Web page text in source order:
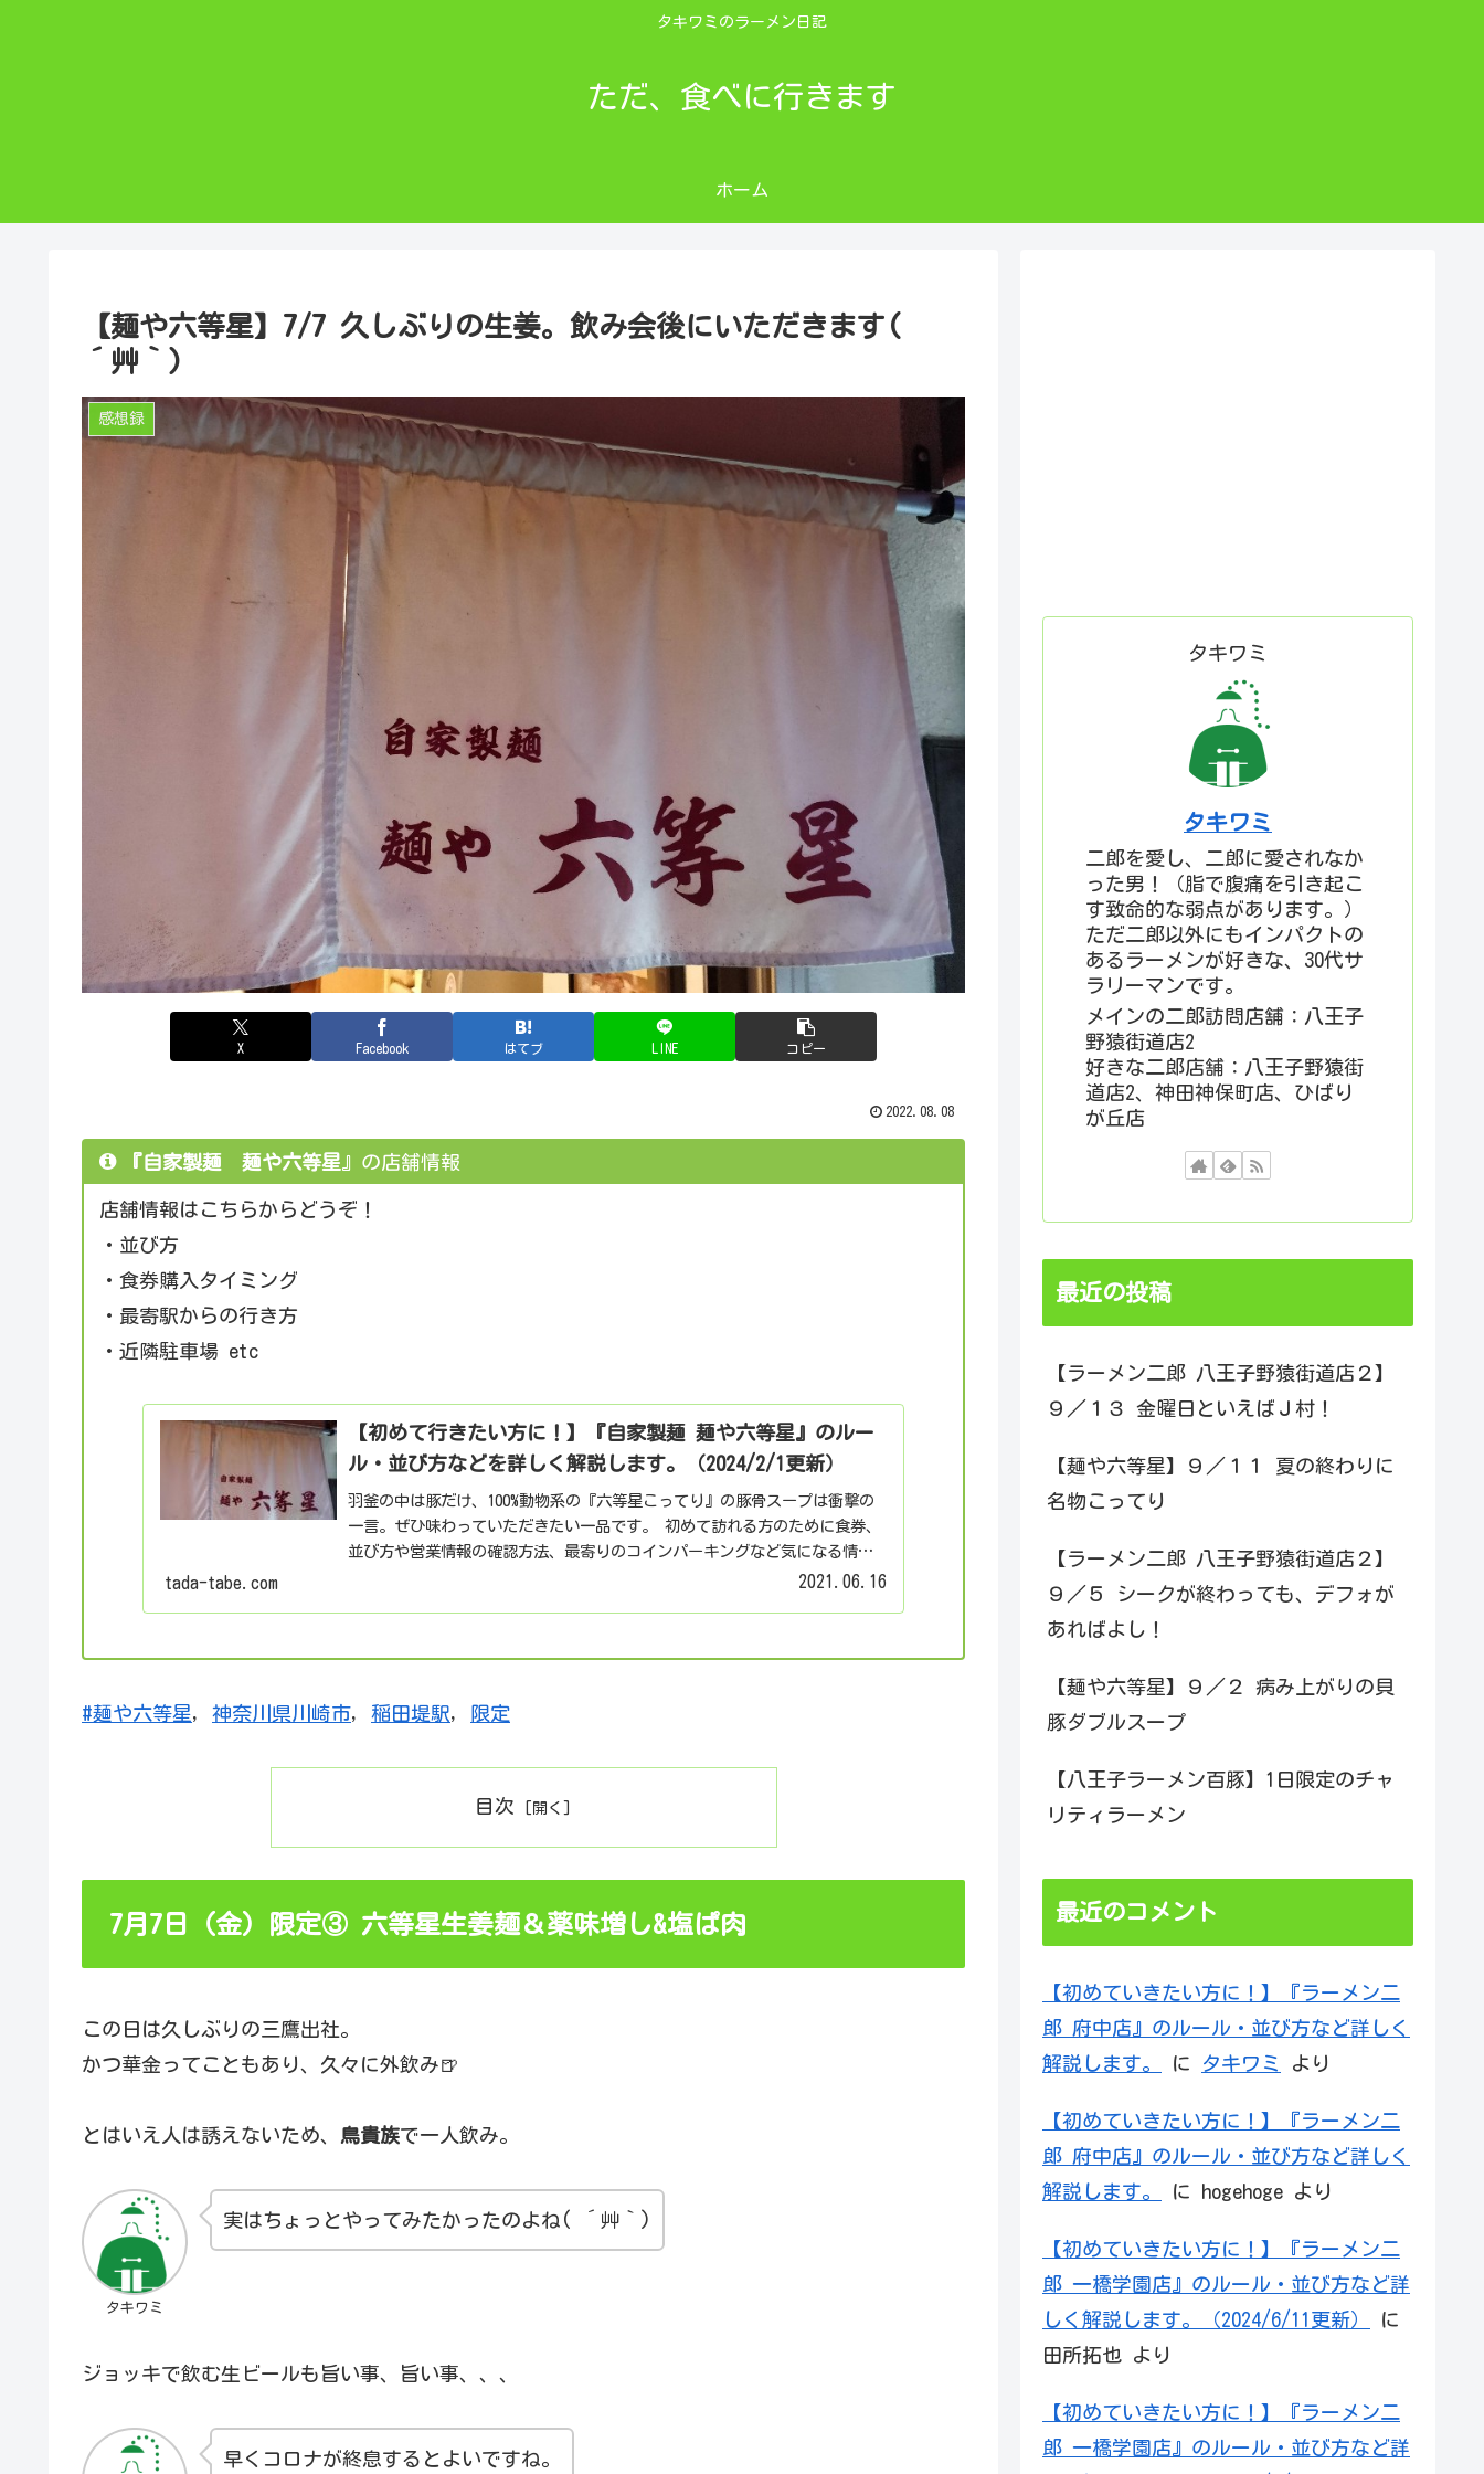
タキワミのラーメン日記
ただ、食べに行きます
ホーム
【麺や六等星】7/7 久しぶりの生姜。飲み会後にいただきます(
´艸｀)
感想録
X Facebook はてブ LINE コピー
2022.08.08
『自家製麺 麺や六等星 』の店舗情報
店舗情報はこちらからどうぞ！
・並び方
・食券購入タイミング
・最寄駅からの行き方
・近隣駐車場 etc
【初めて行きたい方に！】『自家製麺 麺や六等星』のルー
ル・並び方などを詳しく解説します。（2024/2/1更新）
羽釜の中は豚だけ、100%動物系の『六等星こってり』の豚骨スープは衝撃の
一言。ぜひ味わっていただきたい一品です。 初めて訪れる方のために食券、
並び方や営業情報の確認方法、最寄りのコインパーキングなど気になる情報
tada-tabe.com 2021.06.16
#麺や六等星, 神奈川県川崎市, 稲田堤駅, 限定
目次
7月7日（金）限定③ 六等星生姜麺＆薬味増し&塩ぱ肉
この日は久しぶりの三鷹出社。
かつ華金ってこともあり、久々に外飲み🍺
とはいえ人は誘えないため、 鳥貴族で一人飲み。
タキワミ
実はちょっとやってみたかったのよね( ´艸｀)
ジョッキで飲む生ビールも旨い事、旨い事、、、
早くコロナが終息するとよいですね。
タキワミ
タキワミ
二郎を愛し、二郎に愛されなか
った男！（脂で腹痛を引き起こ
す致命的な弱点があります。）
ただ二郎以外にもインパクトの
あるラーメンが好きな、30代サ
ラリーマンです。
メインの二郎訪問店舗：八王子
野猿街道店2
好きな二郎店舗：八王子野猿街
道店2、神田神保町店、ひばり
が丘店
最近の投稿
【ラーメン二郎 八王子野猿街道店２】
９／１３ 金曜日といえばＪ村！
【麺や六等星】９／１１ 夏の終わりに
名物こってり
【ラーメン二郎 八王子野猿街道店２】
９／５ シークが終わっても、デフォが
あればよし！
【麺や六等星】９／２ 病み上がりの貝
豚ダブルスープ
【八王子ラーメン百豚】1日限定のチャ
リティラーメン
最近のコメント
【初めていきたい方に！】『ラーメン二
郎 府中店』のルール・並び方など詳しく
解説します。
に タキワミ より
【初めていきたい方に！】『ラーメン二
郎 府中店』のルール・並び方など詳しく
解説します。
に hogehoge より
【初めていきたい方に！】『ラーメン二
郎 一橋学園店』のルール・並び方など詳
しく解説します。（2024/6/11更新）
に
田所拓也 より
【初めていきたい方に！】『ラーメン二
郎 一橋学園店』のルール・並び方など詳